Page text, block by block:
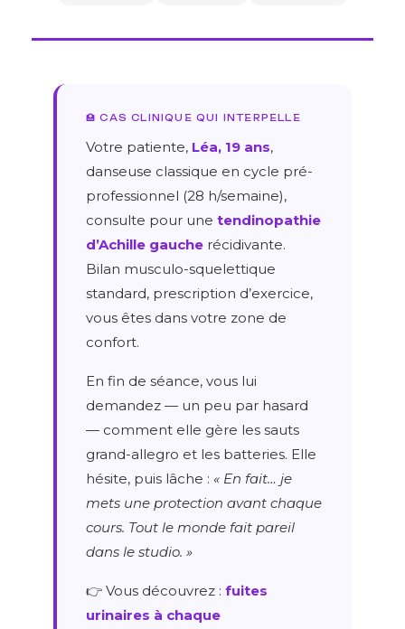
🏥 CAS CLINIQUE QUI INTERPELLE
Votre patiente, Léa, 19 ans,
danseuse classique en cycle pré-
professionnel (28 h/semaine),
consulte pour une tendinopathie
d’Achille gauche récidivante.
Bilan musculo-squelettique
standard, prescription d’exercice,
vous êtes dans votre zone de
confort.
En fin de séance, vous lui
demandez — un peu par hasard
— comment elle gère les sauts
grand-allegro et les batteries. Elle
hésite, puis lâche : « En fait… je
mets une protection avant chaque
cours. Tout le monde fait pareil
dans le studio. »
👉 Vous découvrez : fuites
urinaires à chaque